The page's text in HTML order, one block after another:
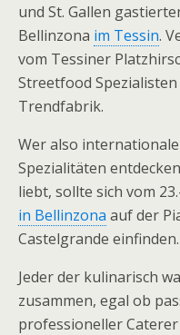
und St. Gallen
Bellinzona im Tessin.
vom Tessiner
Streetfood
Trendfabrik.
Wer also
Spezialitäten
liebt, sollte sich vom
in Bellinzona auf der
Castelgrande einfinden.
Jeder der kulinarisch
zusammen, egal ob
professioneller